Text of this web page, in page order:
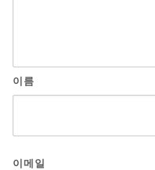
이름
이메일